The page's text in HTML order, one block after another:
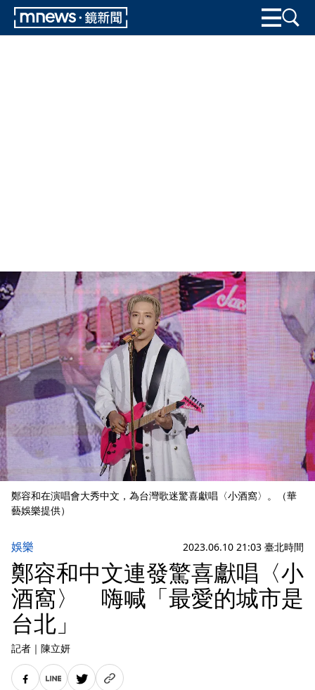
鄭容和在演唱會大秀中文，為台灣歌迷驚喜獻唱〈小酒窩〉。（華
藝娛樂提供）
娛樂 2023.06.10 21:03 臺北時間
鄭容和中文連發驚喜獻唱〈小
酒窩〉 嗨喊「最愛的城市是
台北」
記者 ｜ 陳立妍